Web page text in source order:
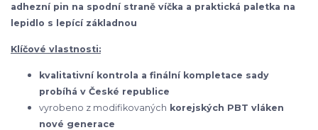
adhezní pin na spodní straně víčka a praktická paletka na
lepidlo s lepící základnou
Klíčové vlastnosti:
kvalitativní kontrola a finální kompletace sady
probíhá v České republice
vyrobeno z modifikovaných korejských PBT vláken
nové generace